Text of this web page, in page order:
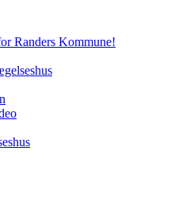
Randers Kommune!